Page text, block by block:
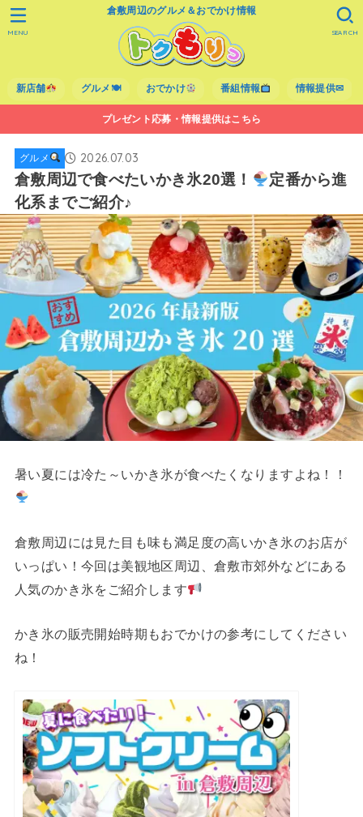
倉敷周辺のグルメ＆おでかけ情報
新店舗 グルメ🍽 おでかけ 番組情報 情報提供✉
SEARCH
MENU
プレゼント応募・情報提供はこちら
グルメ 2026.07.03
倉敷周辺で食べたいかき氷20選！
定番から進
化系までご紹介♪
暑い夏には冷た～いかき氷が食べたくなりますよね！！
倉敷周辺には見た目も味も満足度の高いかき氷のお店が
いっぱい！今回は美観地区周辺、倉敷市郊外などにある
人気のかき氷をご紹介します
かき氷の販売開始時期もおでかけの参考にしてください
ね！